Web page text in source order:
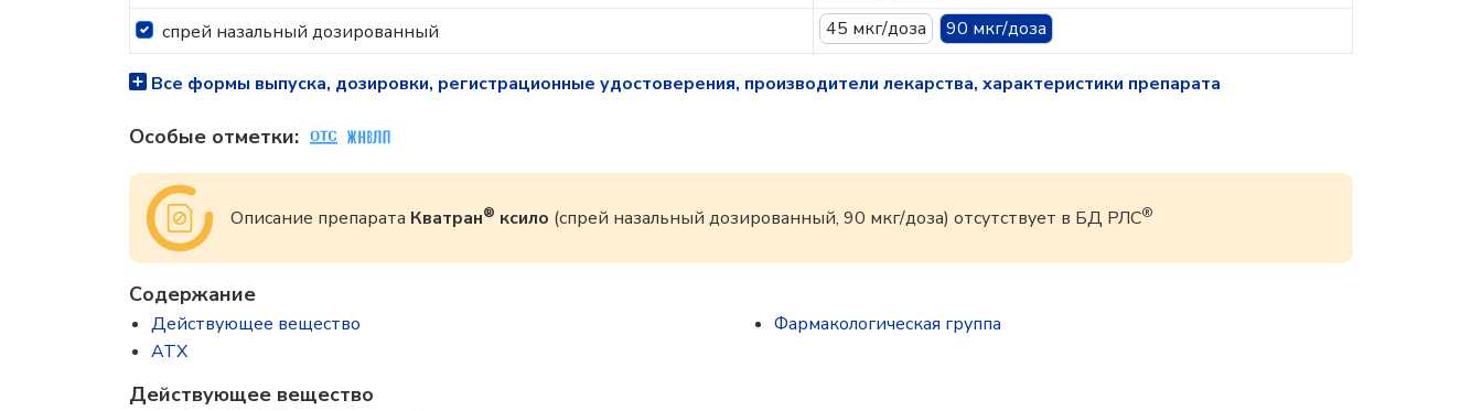
спрей назальный дозированный
45 мкг/доза 90 мкг/доза
Все формы выпуска, дозировки, регистрационные удостоверения, производители лекарства, характеристики препарата
Особые отметки:
Описание препарата Кватран® ксило (спрей назальный дозированный, 90 мкг/доза) отсутствует в БД РЛС®
Содержание
Действующее вещество
ATX
Фармакологическая группа
Действующее вещество